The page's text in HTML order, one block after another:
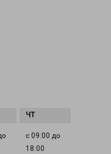
с 09:00 до
18:00